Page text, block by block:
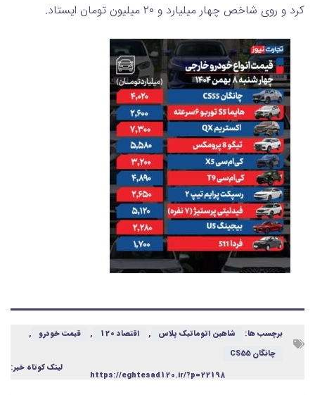
کرد و روی شاخص چهار میلیارد و ۲۰ میلیون تومان ایستاد.
برچسب ها: شاهین اتوماتیک پلاس , اقتصاد 120 , قیمت خودرو
,
چانگان CS55
لینک کوتاه خبر:
https://eghtesad120.ir/?p=22198